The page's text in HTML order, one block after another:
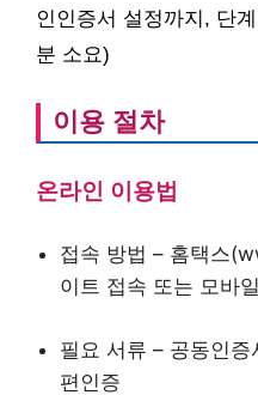
인인증서 설정까지, 단
분 소요)
이용 절차
온라인 이용법
접속 방법 – 홈택스
이트 접속 또는 모바
필요 서류 – 공동인
편인증